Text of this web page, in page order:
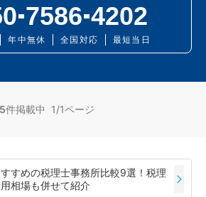
7586 4202
年中無休 全国対応 最短当日
5件掲載中 1/1ページ
すめの税理士事務所比較9選！税理
相場も併せて紹介